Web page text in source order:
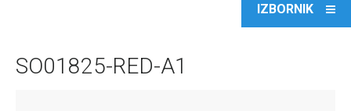
SO01825-RED-A1